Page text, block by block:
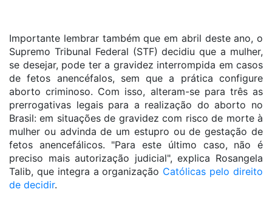
Importante lembrar também que em abril deste ano, o
Supremo Tribunal Federal (STF) decidiu que a mulher,
se desejar, pode ter a gravidez interrompida em casos
de fetos anencéfalos, sem que a prática configure
aborto criminoso. Com isso, alteram-se para três as
prerrogativas legais para a realização do aborto no
Brasil: em situações de gravidez com risco de morte à
mulher ou advinda de um estupro ou de gestação de
fetos anencefálicos. "Para este último caso, não é
preciso mais autorização judicial", explica Rosangela
Talib, que integra a organização Católicas pelo direito
de decidir.